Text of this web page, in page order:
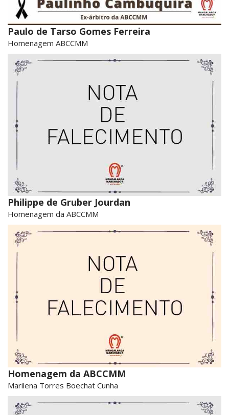
Paulo de Tarso Gomes Ferreira
Homenagem ABCCMM
Philippe de Gruber Jourdan
Homenagem da ABCCMM
Homenagem da ABCCMM
Marilena Torres Boechat Cunha